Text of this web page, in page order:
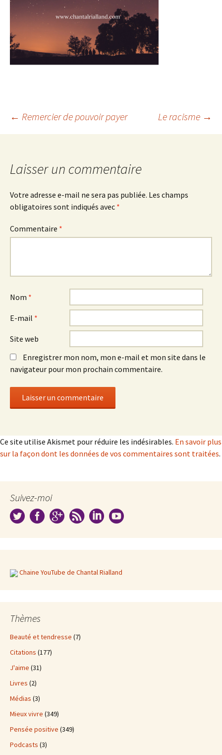
Navigation
articles
← Remercier de pouvoir payer Le racisme →
Laisser un commentaire
Votre adresse e-mail ne sera pas publiée. Les champs
obligatoires sont indiqués avec *
Commentaire *
Nom *
E-mail *
Site web
Enregistrer mon nom, mon e-mail et mon site dans le
navigateur pour mon prochain commentaire.
Ce site utilise Akismet pour réduire les indésirables. En savoir plus
sur la façon dont les données de vos commentaires sont traitées.
Suivez-moi
Chaine YouTube de Chantal Rialland
Thèmes
Beauté et tendresse (7)
Citations (177)
J'aime (31)
Livres (2)
Médias (3)
Mieux vivre (349)
Pensée positive (349)
Podcasts (3)